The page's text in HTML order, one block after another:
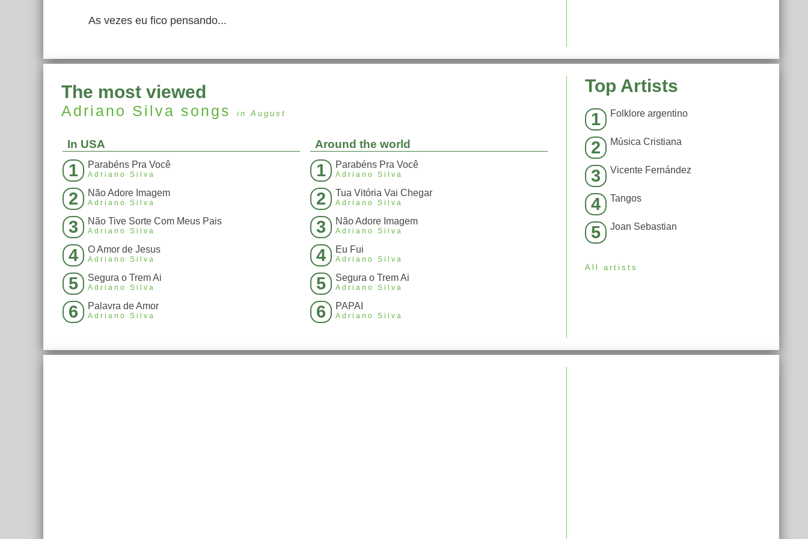
As vezes eu fico pensando...
The most viewed
Adriano Silva songs in August
In USA
1 Parabéns Pra Você
Adriano Silva
2 Não Adore Imagem
Adriano Silva
3 Não Tive Sorte Com Meus Pais
Adriano Silva
4 O Amor de Jesus
Adriano Silva
5 Segura o Trem Ai
Adriano Silva
6 Palavra de Amor
Adriano Silva
Around the world
1 Parabéns Pra Você
Adriano Silva
2 Tua Vitória Vai Chegar
Adriano Silva
3 Não Adore Imagem
Adriano Silva
4 Eu Fui
Adriano Silva
5 Segura o Trem Ai
Adriano Silva
6 PAPAI
Adriano Silva
Top Artists
1 Folklore argentino
2 Música Cristiana
3 Vicente Fernández
4 Tangos
5 Joan Sebastian
All artists